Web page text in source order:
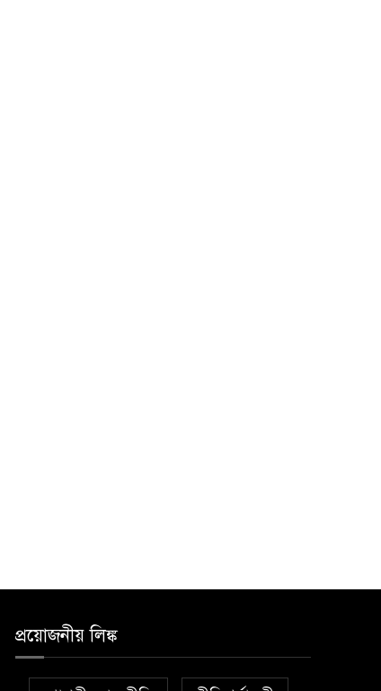
প্রয়োজনীয় লিঙ্ক